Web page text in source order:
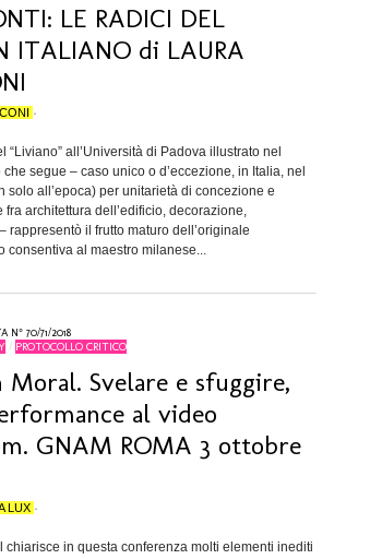
LE RADICI DEL
ITALIANO di LAURA
•
“Liviano” all’Università di Padova illustrato nel
segue – caso unico o d’eccezione, in Italia, nel
solo all’epoca) per unitarietà di concezione e
fra architettura dell’edificio, decorazione,
rappresentò il frutto maturo dell’originale
consentiva al maestro milanese...
N° 70/71/2018
/ PROTOCOLLO CRITICO
Moral. Svelare e sfuggire,
al video
GNAM ROMA 3 ottobre
LUX •
chiarisce in questa conferenza molti elementi inediti